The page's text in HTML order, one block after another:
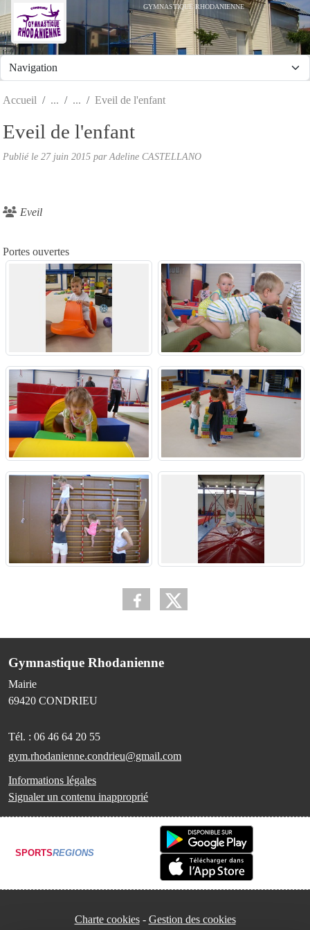
GYMNASTIQUE RHODANIENNE
Accueil Eveil de l'enfant
Eveil de l'enfant
Publié le 27 juin 2015 parAdeline CASTELLANO
Eveil
Portes ouvertes
Gymnastique Rhodanienne
Mairie
69420 CONDRIEU
Tél. : 06 46 64 20 55
gym.rhodanienne.condrieu@gmail.com
Informations légales
Signaler un contenu inapproprié
SPORTSREGIONS
Charte cookies Gestion des cookies
Panneau de gestion des cookies